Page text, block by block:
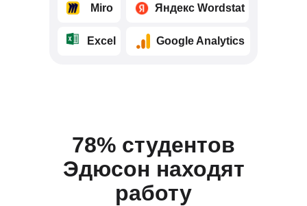
⠀⠀⠀Google Analytics
⠀⠀⠀Excel
⠀⠀⠀Miro ⠀⠀⠀Яндекс Wordstat
78% студентов
Эдюсон находят
работу